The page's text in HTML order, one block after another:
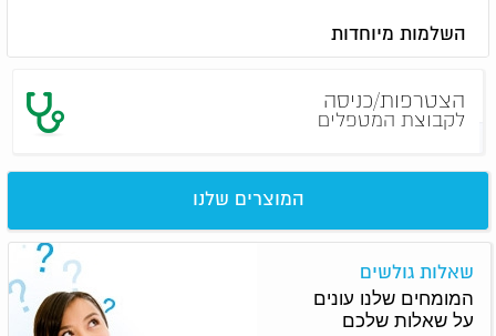
השלמות מיוחדות
הצטרפות/כניסה
לקבוצת המטפלים
המוצרים שלנו
שאלות גולשים
המומחים שלנו עונים
על שאלות שלכם